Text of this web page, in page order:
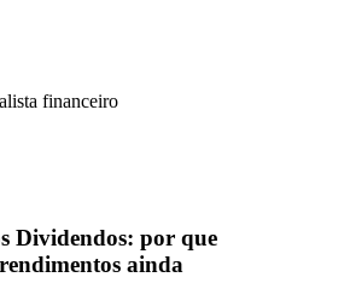
financeiro
Dividendos: por que
rendimentos ainda